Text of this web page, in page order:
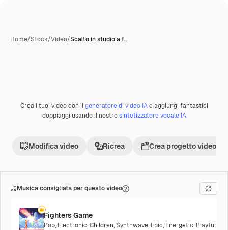
Home/Stock/Video/Scatto in studio a f…
Crea i tuoi video con ilgeneratore di video IAe aggiungi fantastici
doppiaggi usando il nostrosintetizzatore vocale IA
Modifica video Ricrea Crea progetto video
Musica consigliata per questo video
Fighters Game
Pop, Electronic,Children,Synthwave, Epic, Energetic, Playful